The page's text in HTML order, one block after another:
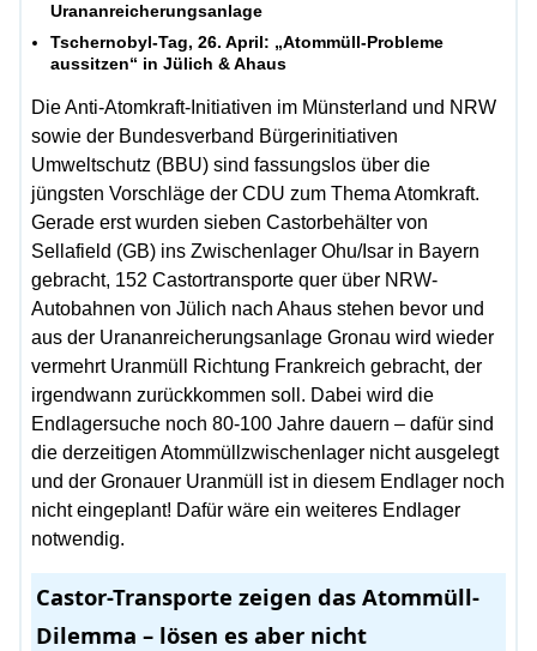
Urananreicherungsanlage
Tschernobyl-Tag, 26. April: „Atommüll-Probleme
aussitzen“ in Jülich & Ahaus
Die Anti-Atomkraft-Initiativen im Münsterland und NRW
sowie der Bundesverband Bürgerinitiativen
Umweltschutz (BBU) sind fassungslos über die
jüngsten Vorschläge der CDU zum Thema Atomkraft.
Gerade erst wurden sieben Castorbehälter von
Sellafield (GB) ins Zwischenlager Ohu/Isar in Bayern
gebracht, 152 Castortransporte quer über NRW-
Autobahnen von Jülich nach Ahaus stehen bevor und
aus der Urananreicherungsanlage Gronau wird wieder
vermehrt Uranmüll Richtung Frankreich gebracht, der
irgendwann zurückkommen soll. Dabei wird die
Endlagersuche noch 80-100 Jahre dauern – dafür sind
die derzeitigen Atommüllzwischenlager nicht ausgelegt
und der Gronauer Uranmüll ist in diesem Endlager noch
nicht eingeplant! Dafür wäre ein weiteres Endlager
notwendig.
Castor-Transporte zeigen das Atommüll-
Dilemma – lösen es aber nicht